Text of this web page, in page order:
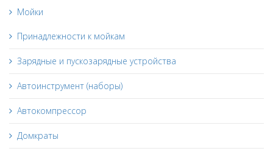
Мойки
Принадлежности к мойкам
Зарядные и пускозарядные устройства
Автоинструмент (наборы)
Автокомпрессор
Домкраты